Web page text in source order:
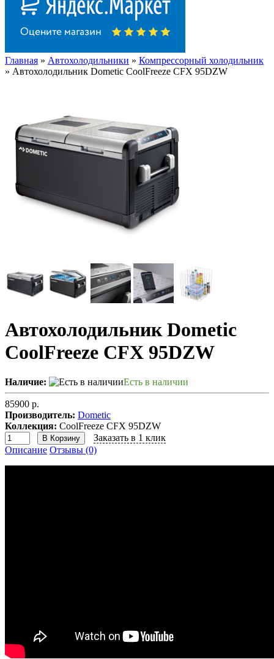
Главная » Автохолодильники » Компрессорный холодильник
» Автохолодильник Dometic CoolFreeze CFX 95DZW
Автохолодильник Dometic
CoolFreeze CFX 95DZW
Наличие: Есть в наличии
85900 р.
Производитель: Dometic
Коллекция: CoolFreeze CFX 95DZW
В Корзину
Заказать в 1 клик
Описание Отзывы (0)